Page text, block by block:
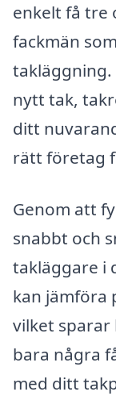
enkelt få tre
fackmän
nytt tak,
ditt
rätt företag
Genom att
snabbt och
takläggare i
kan jämföra
vilket sparar
bara några
med ditt